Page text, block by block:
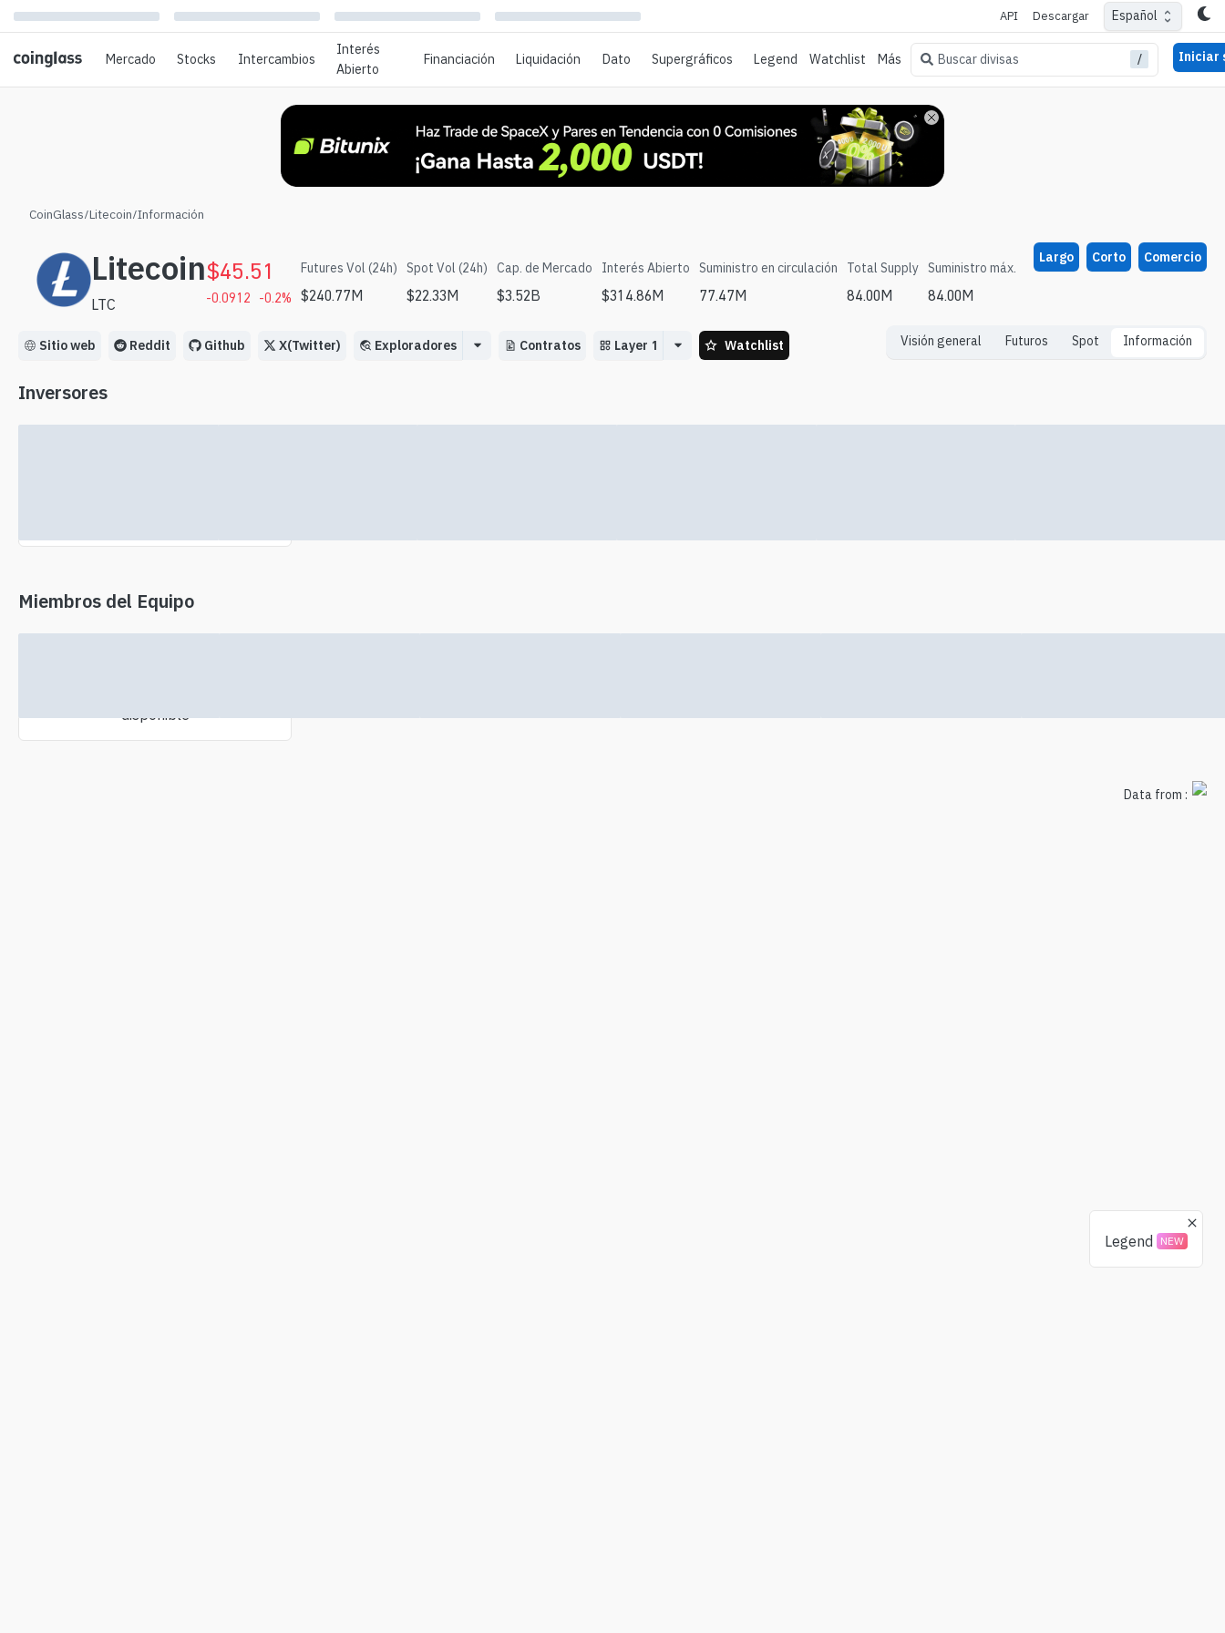
Legend NEW
API Descargar Español
Mercado Stocks Intercambios
Interés
Abierto
Financiación Liquidación Dato Supergráficos Legend Watchlist Más Buscar divisas / Iniciar
CoinGlass/Litecoin/Información
Litecoin
LTC
$45.51
-0.0912 -0.2%
Futures Vol (24h)
$240.77M
Spot Vol (24h)
$22.33M
Cap. de Mercado
$3.52B
Interés Abierto
$314.86M
Suministro en circulación
77.47M
Total Supply
84.00M
Suministro máx.
84.00M
Largo Corto Comercio
Sitio web Reddit Github X(Twitter) Exploradores Contratos Layer 1 Watchlist Visión general Futuros Spot Información
Inversores
Miembros del Equipo
disponible
Data from :